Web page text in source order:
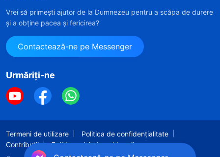
Vrei să primești ajutor de la Dumnezeu pentru a scăpa de durere
și a obține pacea și fericirea?
Contactează-ne pe Messenger
Urmăriți-ne
Termeni de utilizare
Politica de confidențialitate
Contribuții
Politica privind cookie-urile